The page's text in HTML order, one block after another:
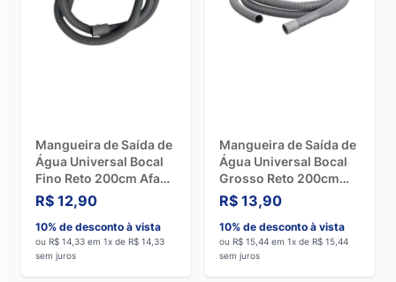
Mangueira de Saída de
Água Universal Bocal
Fino Reto 200cm Afa
360209020
R$ 12,90
10% de desconto à vista
ou R$ 14,33 em 1x de R$ 14,33
sem juros
Mangueira de Saída de
Água Universal Bocal
Grosso Reto 200cm
Afa 360209510
R$ 13,90
10% de desconto à vista
ou R$ 15,44 em 1x de R$ 15,44
sem juros